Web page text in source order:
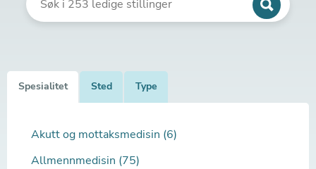
Spesialitet Sted Type
Akutt og mottaksmedisin (6)
Allmennmedisin (75)